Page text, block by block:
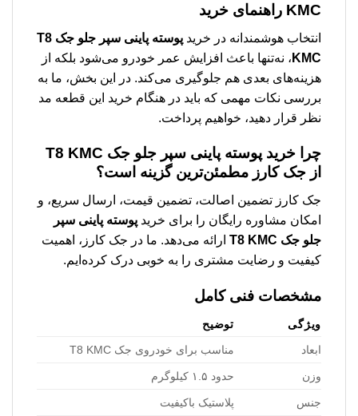
KMC راهنمای خرید
انتخاب هوشمندانه در خرید
پوسته پاينی سپر جلو جک T8
KMC ، نه‌تنها باعث افزایش عمر خودرو می‌شود بلکه از
هزینه‌های بعدی هم جلوگیری می‌کند. در این بخش، ما به
بررسی نکات مهمی که باید در هنگام خرید این قطعه مد
نظر قرار دهید، خواهیم پرداخت.
چرا خرید پوسته پاينی سپر جلو جک T8 KMC
از جک کارز مطمئن‌ترین گزینه است؟
جک کارز تضمین اصالت، تضمین قیمت، ارسال سریع، و
امکان مشاوره رایگان را برای خرید پوسته پاينی سپر
جلو جک T8 KMC
ارائه می‌دهد. ما در جک کارز، اهمیت
کیفیت و رضایت مشتری را به خوبی درک کرده‌ایم.
مشخصات فنی کامل
ویژگی
توضیح
ابعاد
مناسب برای خودروی جک T8 KMC
وزن حدود ۱.۵ کیلوگرم
جنس پلاستیک باکیفیت